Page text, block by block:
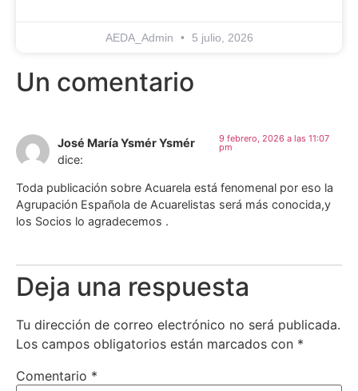
AEDA_Admin 5 julio, 2026
Un comentario
José María Ysmér Ysmér
dice:
9 febrero, 2026 a las 11:07
pm
Toda publicación sobre Acuarela está fenomenal por eso la
Agrupación Española de Acuarelistas será más conocida,y
los Socios lo agradecemos .
Deja una respuesta
Tu dirección de correo electrónico no será publicada.
Los campos obligatorios están marcados con *
Comentario *